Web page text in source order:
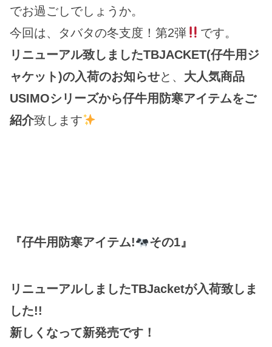
でお過ごしでしょうか。
今回は、タバタの冬支度！第2弾
です。
リニューアル致しましたTBJACKET(仔牛用ジ
ャケット)の入荷のお知らせと、 大人気商品
USIMOシリーズから仔牛用防寒アイテムをご
紹介致します
『仔牛用防寒アイテム! その1』
リニューアルしましたTBJacketが入荷致しま
した!!
新しくなって新発売です！